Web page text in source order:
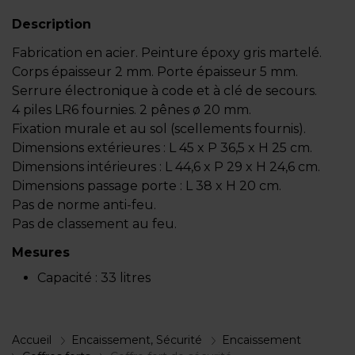
Description
Fabrication en acier. Peinture époxy gris martelé.
Corps épaisseur 2 mm. Porte épaisseur 5 mm.
Serrure électronique à code et à clé de secours.
4 piles LR6 fournies. 2 pênes ø 20 mm.
Fixation murale et au sol (scellements fournis).
Dimensions extérieures : L 45 x P 36,5 x H 25 cm.
Dimensions intérieures : L 44,6 x P 29 x H 24,6 cm.
Dimensions passage porte : L 38 x H 20 cm.
Pas de norme anti-feu.
Pas de classement au feu.
Mesures
Capacité : 33 litres
Accueil Encaissement, Sécurité
Encaissement